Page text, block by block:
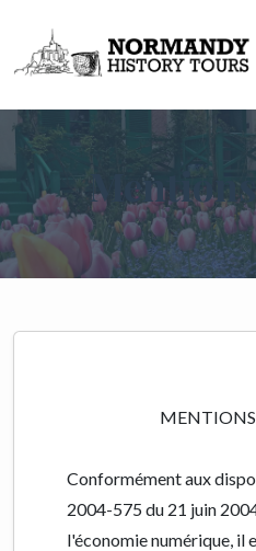
MENTIONS
Conformément aux
2004-575 du 21 juin
l'économie numérique, il